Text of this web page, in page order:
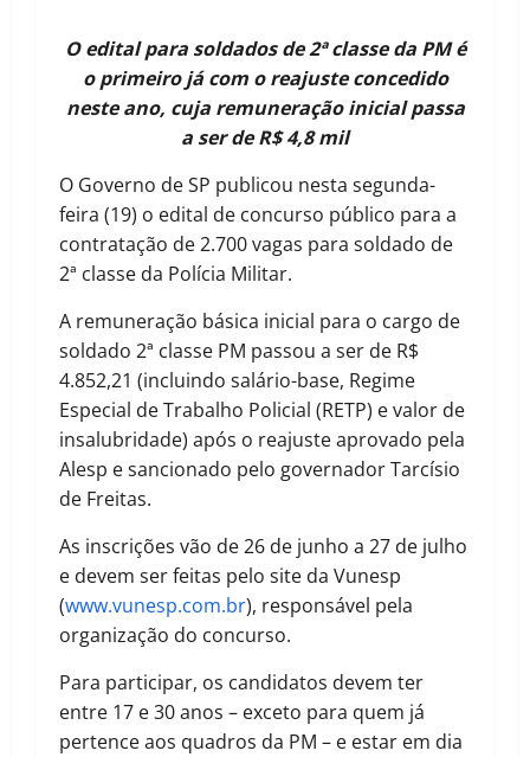
O edital para soldados de 2ª classe da PM é
o primeiro já com o reajuste concedido
neste ano, cuja remuneração inicial passa
a ser de R$ 4,8 mil
O Governo de SP publicou nesta segunda-
feira (19) o edital de concurso público para a
contratação de 2.700 vagas para soldado de
2ª classe da Polícia Militar.
A remuneração básica inicial para o cargo de
soldado 2ª classe PM passou a ser de R$
4.852,21 (incluindo salário-base, Regime
Especial de Trabalho Policial (RETP) e valor de
insalubridade) após o reajuste aprovado pela
Alesp e sancionado pelo governador Tarcísio
de Freitas.
As inscrições vão de 26 de junho a 27 de julho
e devem ser feitas pelo site da Vunesp
(www.vunesp.com.br), responsável pela
organização do concurso.
Para participar, os candidatos devem ter
entre 17 e 30 anos – exceto para quem já
pertence aos quadros da PM – e estar em dia